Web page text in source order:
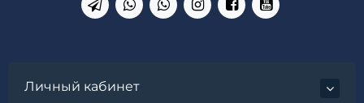
Личный кабинет